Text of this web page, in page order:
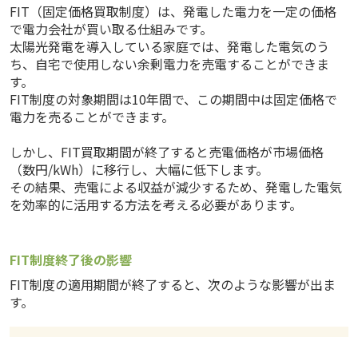
FIT（固定価格買取制度）は、発電した電力を一定の価格
で電力会社が買い取る仕組みです。
太陽光発電を導入している家庭では、発電した電気のう
ち、自宅で使用しない余剰電力を売電することができま
す。
FIT制度の対象期間は10年間で、この期間中は固定価格で
電力を売ることができます。
しかし、FIT買取期間が終了すると売電価格が市場価格
（数円/kWh）に移行し、大幅に低下します。
その結果、売電による収益が減少するため、発電した電気
を効率的に活用する方法を考える必要があります。
FIT制度終了後の影響
FIT制度の適用期間が終了すると、次のような影響が出ま
す。